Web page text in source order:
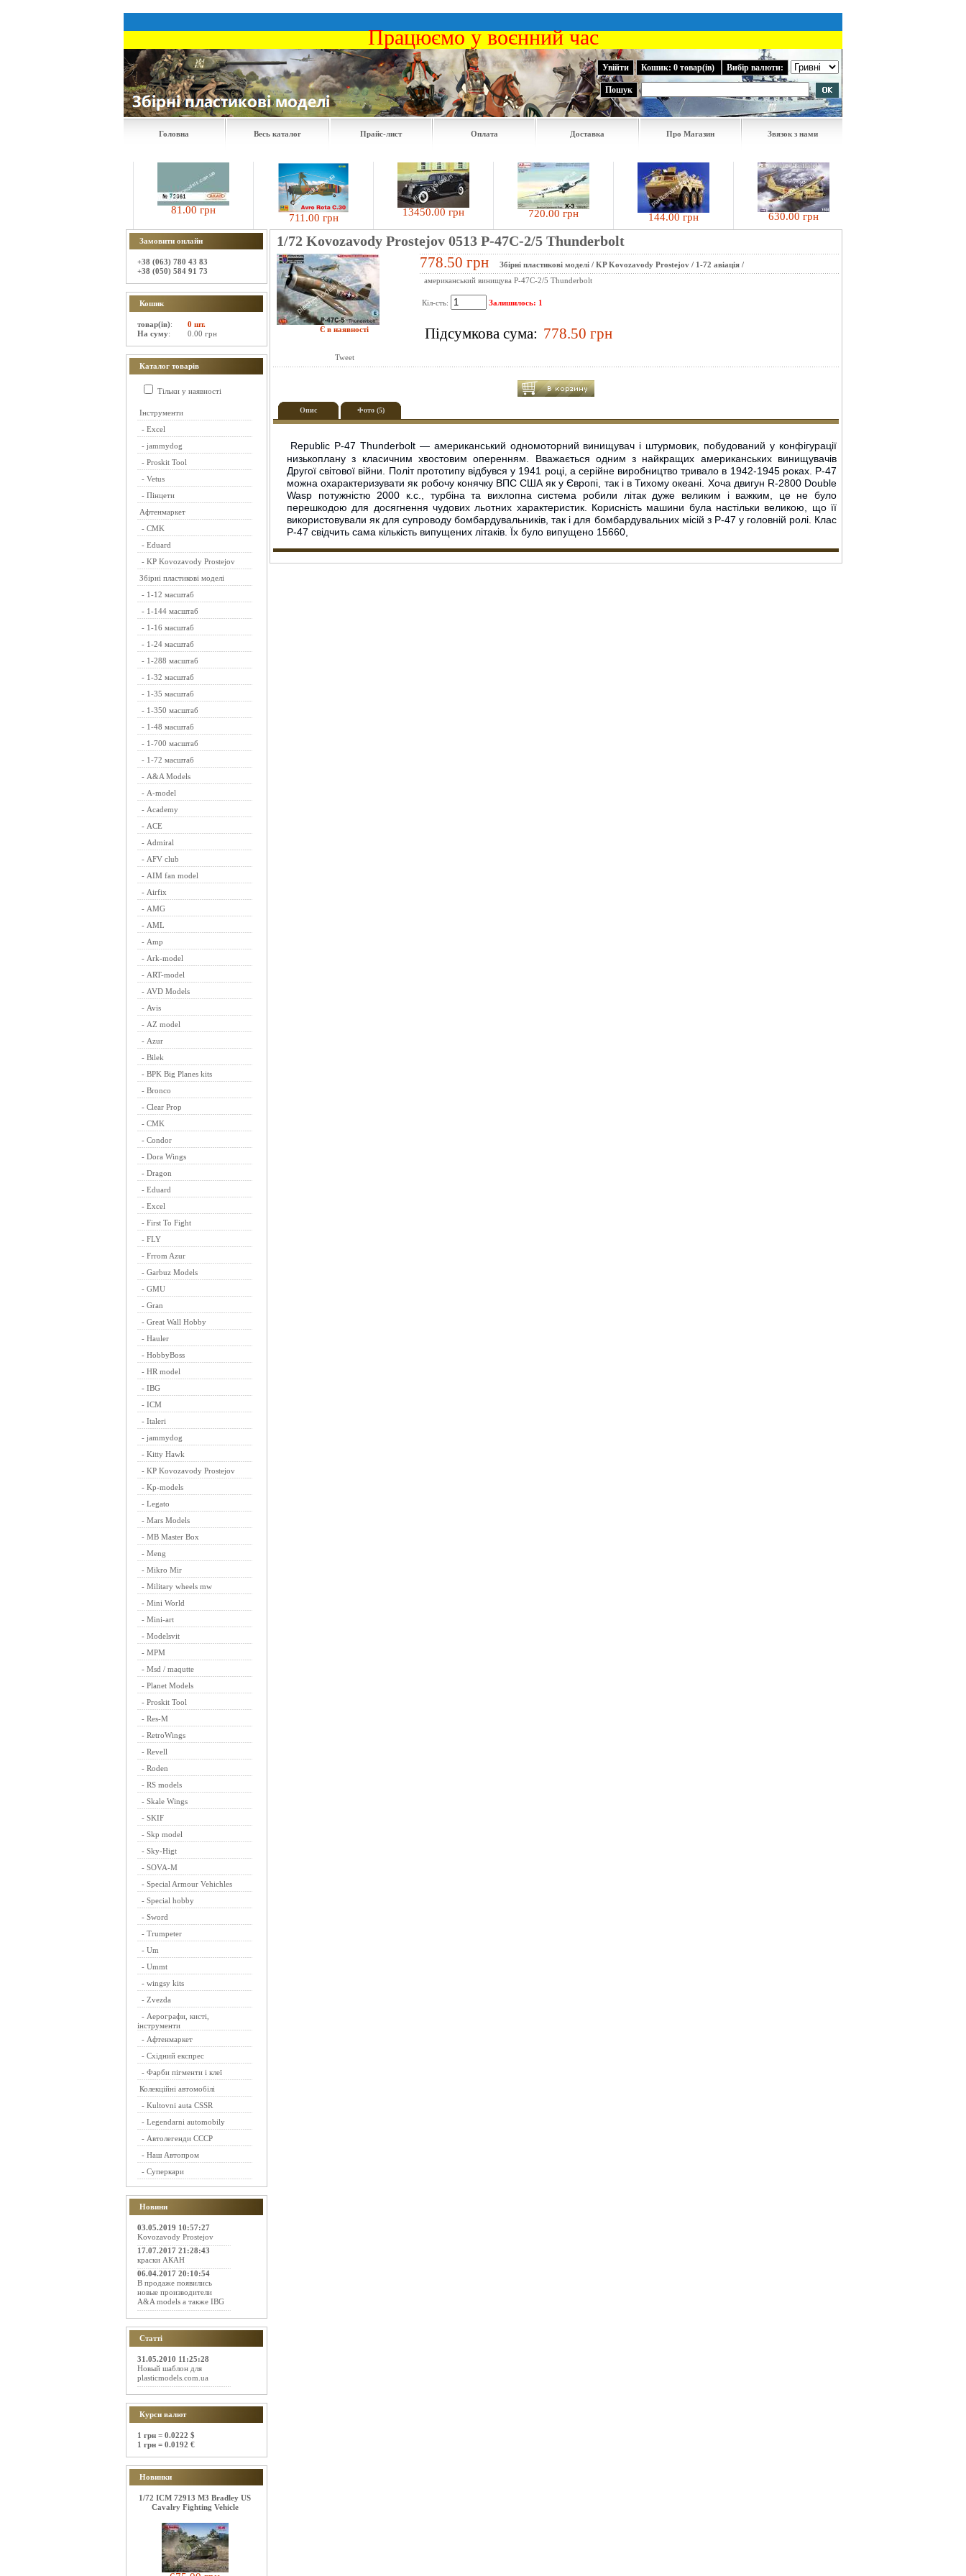
Працюємо у воєнний час
Увійти Кошик: 0 товар(ів) Вибір валюти:
Пошук
Головна Весь каталог Прайс-лист Оплата Доставка Про Магазин Звязок з нами
81.00 грн
711.00 грн 13450.00 грн 720.00 грн 144.00 грн 630.00 грн
Замовити онлайн
+38 (063) 780 43 83
+38 (050) 584 91 73
Кошик
товар(ів):
0 шт.
На суму: 0.00 грн
Каталог товарів
Тільки у наявності
Інструменти
- Excel
- jammydog
- Proskit Tool
- Vetus
- Пінцети
Афтенмаркет
- CMK
- Eduard
- KP Kovozavody Prostejov
Збірні пластикові моделі
- 1-12 масштаб
- 1-144 масштаб
- 1-16 масштаб
- 1-24 масштаб
- 1-288 масштаб
- 1-32 масштаб
- 1-35 масштаб
- 1-350 масштаб
- 1-48 масштаб
- 1-700 масштаб
- 1-72 масштаб
- A&A Models
- A-model
- Academy
- ACE
- Admiral
- AFV club
- AIM fan model
- Airfix
- AMG
- AML
- Amp
- Ark-model
- ART-model
- AVD Models
- Avis
- AZ model
- Azur
- Bilek
- BPK Big Planes kits
- Bronco
- Clear Prop
- CMK
- Condor
- Dora Wings
- Dragon
- Eduard
- Excel
- First To Fight
- FLY
- Frrom Azur
- Garbuz Models
- GMU
- Gran
- Great Wall Hobby
- Hauler
- HobbyBoss
- HR model
- IBG
- ICM
- Italeri
- jammydog
- Kitty Hawk
- KP Kovozavody Prostejov
- Kp-models
- Legato
- Mars Models
- MB Master Box
- Meng
- Mikro Mir
- Military wheels mw
- Mini World
- Mini-art
- Modelsvit
- MPM
- Msd / maqutte
- Planet Models
- Proskit Tool
- Res-M
- RetroWings
- Revell
- Roden
- RS models
- Skale Wings
- SKIF
- Skp model
- Sky-Higt
- SOVA-M
- Special Armour Vehichles
- Special hobby
- Sword
- Trumpeter
- Um
- Ummt
- wingsy kits
- Zvezda
- Аерографи, кисті,
інструменти
- Афтенмаркет
- Східний експрес
- Фарби пігменти і клеї
Колекційні автомобілі
- Kultovni auta CSSR
- Legendarni automobily
- Автолегенди СССР
- Наш Автопром
- Суперкари
Новини
03.05.2019 10:57:27
Kovozavody Prostejov
17.07.2017 21:28:43
краски АКАН
06.04.2017 20:10:54
В продаже появились
новые производители
A&A models а также IBG
Статті
31.05.2010 11:25:28
Новый шаблон для
plasticmodels.com.ua
Курси валют
1 грн = 0.0222 $
1 грн = 0.0192 €
Новинки
1/72 ICM 72913 M3 Bradley US
Cavalry Fighting Vehicle
1/72 Kovozavody Prostejov 0513 P-47C-2/5 Thunderbolt
Є в наявності
Tweet
778.50 грн Збірні пластикові моделі / KP Kovozavody Prostejov / 1-72 авіація /
американський винищува P-47C-2/5 Thunderbolt
Кіл-сть: Залишилось: 1
Підсумкова сума:
Опис Фото (5)
Republic P-47 Thunderbolt — американський одномоторний винищувач і штурмовик, побудований у конфігурації
низькоплану з класичним хвостовим оперенням. Вважається одним з найкращих американських винищувачів
Другої світової війни. Політ прототипу відбувся у 1941 році, а серійне виробництво тривало в 1942-1945 роках. P-47
можна охарактеризувати як робочу конячку ВПС США як у Європі, так і в Тихому океані. Хоча двигун R-2800 Double
Wasp потужністю 2000 к.с., турбіна та вихлопна система робили літак дуже великим і важким, це не було
перешкодою для досягнення чудових льотних характеристик. Корисність машини була настільки великою, що її
використовували як для супроводу бомбардувальників, так і для бомбардувальних місій з P-47 у головній ролі. Клас
P-47 свідчить сама кількість випущених літаків. Їх було випущено 15660,